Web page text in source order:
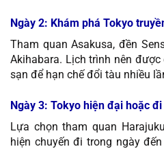
Ngày 2: Khám phá Tokyo
Tham quan Asakusa, đền
Akihabara. Lịch trình nên
sạn để hạn chế đổi tàu nhiều
Ngày 3: Tokyo hiện đại hoặc đi
Lựa chọn tham quan
hiện chuyến đi trong ngày